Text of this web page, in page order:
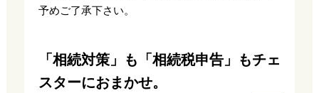
予めご了承下さい。
「相続対策」も「相続税申告」もチェ
スターにおまかせ。